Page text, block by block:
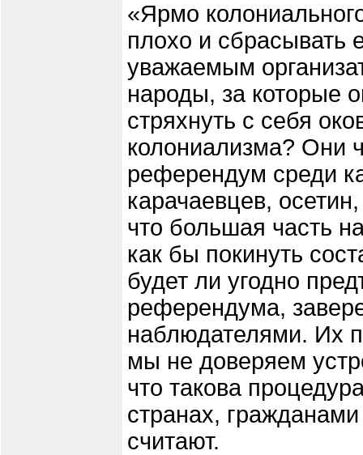
«Ярмо
плохо и сбрасывать
уважаемым
народы, за которые
стряхнуть с себя
колониализма? Они
референдум среди
карачаевцев,
что большая часть
как бы покинуть
будет ли угодно
референдума,
наблюдателями. Их
мы не доверяем
что такова
странах,
считают.